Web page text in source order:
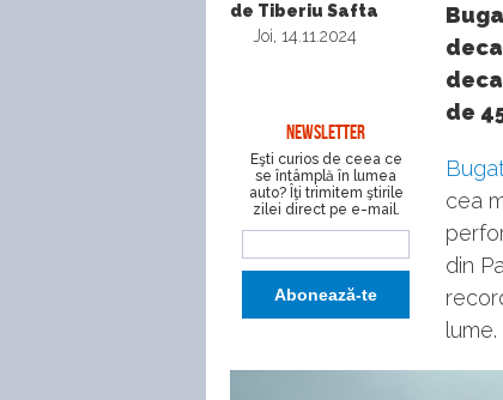
de Tiberiu Safta
Joi, 14.11.2024
NEWSLETTER
Eşti curios de ceea ce
se întâmplă în lumea
auto? Îţi trimitem ştirile
zilei direct pe e-mail.
de
cea
din
lume.